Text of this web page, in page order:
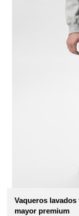
Vaqueros
mayor premium